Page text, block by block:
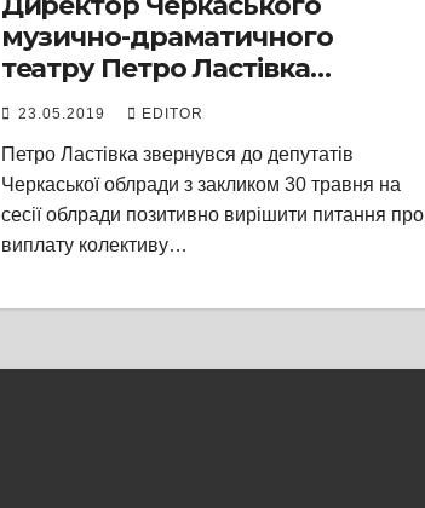
музично-драматичного
театру Петро Ластівка
вимагає від депутатів
виплатити працівникам
театру кошти на
оздоровлення
23.05.2019 EDITOR
Петро Ластівка звернувся до депутатів
Черкаської облради з закликом 30 травня на
сесії облради позитивно вирішити питання про
виплату колективу…